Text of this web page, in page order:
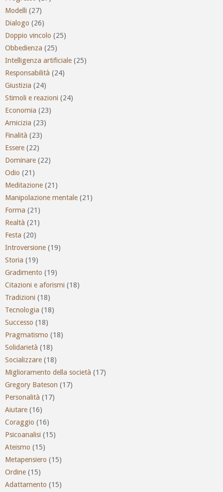
Modelli (27)
Dialogo (26)
Doppio vincolo (25)
Obbedienza (25)
Intelligenza artificiale (25)
Responsabilità (24)
Giustizia (24)
Stimoli e reazioni (24)
Economia (23)
Amicizia (23)
Finalità (23)
Essere (22)
Dominare (22)
Odio (21)
Meditazione (21)
Manipolazione mentale (21)
Forma (21)
Realtà (21)
Festa (20)
Introversione (19)
Storia (19)
Gradimento (19)
Citazioni e aforismi (18)
Tradizioni (18)
Tecnologia (18)
Successo (18)
Pragmatismo (18)
Solidarietà (18)
Socializzare (18)
Miglioramento della società (17)
Gregory Bateson (17)
Personalità (17)
Aiutare (16)
Coraggio (16)
Psicoanalisi (15)
Ateismo (15)
Metapensiero (15)
Ordine (15)
Adattamento (15)